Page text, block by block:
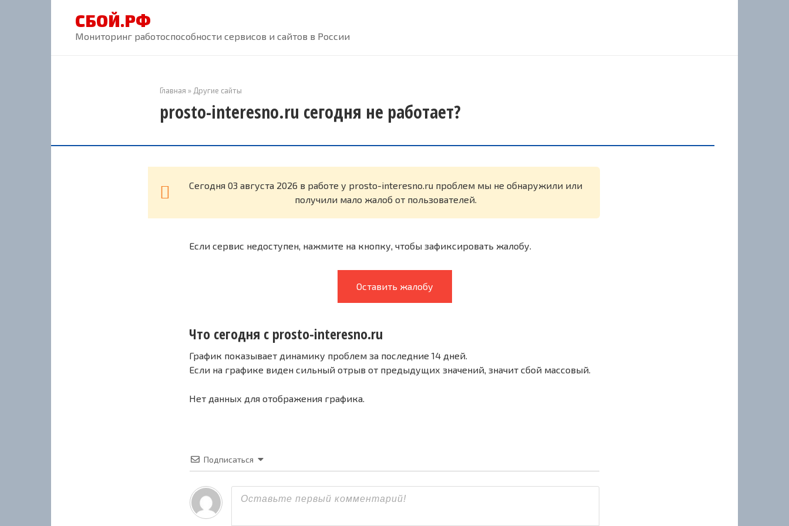
СБОЙ.РФ
Мониторинг работоспособности сервисов и сайтов в России
Главная » Другие сайты
prosto-interesno.ru сегодня не работает?
Cегодня 03 августа 2026 в работе у prosto-interesno.ru проблем мы не обнаружили или
получили мало жалоб от пользователей.
Если сервис недоступен, нажмите на кнопку, чтобы зафиксировать жалобу.
Оставить жалобу
Что сегодня с prosto-interesno.ru
График показывает динамику проблем за последние 14 дней.
Если на графике виден сильный отрыв от предыдущих значений, значит сбой массовый.
Нет данных для отображения графика.
Подписаться